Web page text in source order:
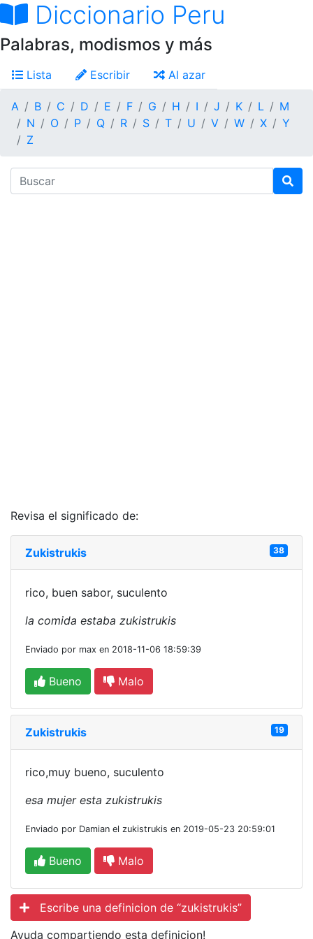
Diccionario Peru
Palabras, modismos y más
Lista Escribir Al azar
A B C D E F G H I J K L
M
N
O P Q R S T U V W X
Y
Z
Revisa el significado de:
Zukistrukis 38
rico, buen sabor, suculento
la comida estaba zukistrukis
Enviado por max en 2018-11-06 18:59:39
Bueno Malo
Zukistrukis 19
rico,muy bueno, suculento
esa mujer esta zukistrukis
Enviado por Damian el zukistrukis en 2019-05-23 20:59:01
Bueno Malo
Escribe una definicion de “zukistrukis”
Ayuda compartiendo esta definicion!